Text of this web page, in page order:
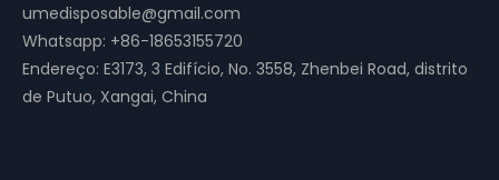
umedisposable@gmail.com
Whatsapp: +86-18653155720
Endereço: E3173, 3 Edifício, No. 3558, Zhenbei Road, distrito
de Putuo, Xangai, China